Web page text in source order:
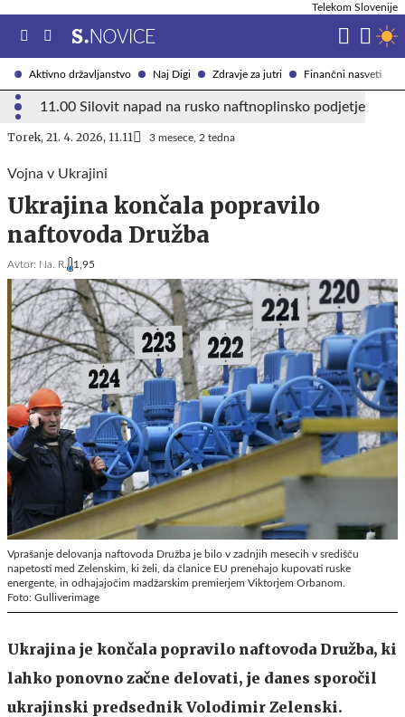
Aktivno državljanstvo Naj Digi Zdravje za jutri Finančni nasveti
11.00 Silovit napad na rusko naftnoplinsko podjetje
Telekom Slovenije
Torek, 21. 4. 2026, 11.11 3 mesece, 2 tedna
Vojna v Ukrajini
Ukrajina končala popravilo
naftovoda Družba
Avtor: Na. R. 1,95
Vprašanje delovanja naftovoda Družba je bilo v zadnjih mesecih v središču
napetosti med Zelenskim, ki želi, da članice EU prenehajo kupovati ruske
energente, in odhajajočim madžarskim premierjem Viktorjem Orbanom.
Foto: Gulliverimage
Ukrajina je končala popravilo naftovoda Družba, ki
lahko ponovno začne delovati, je danes sporočil
ukrajinski predsednik Volodimir Zelenski.